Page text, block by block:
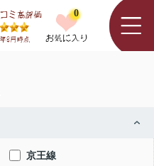
0
京王線